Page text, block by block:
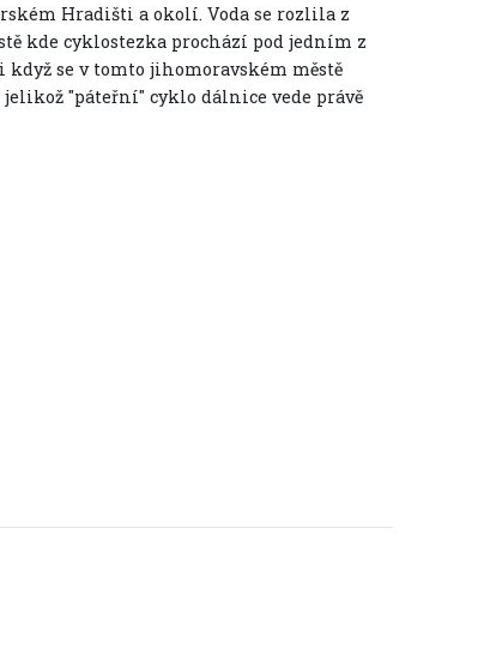
Hradišti a okolí. Voda se rozlila z
kde cyklostezka prochází pod jedním z
se v tomto jihomoravském městě
"páteřní" cyklo dálnice vede právě